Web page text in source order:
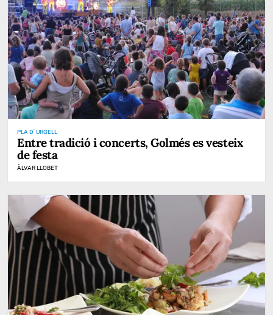
PLA D' URGELL
Entre tradició i concerts, Golmés es vesteix
de festa
ÀLVAR LLOBET